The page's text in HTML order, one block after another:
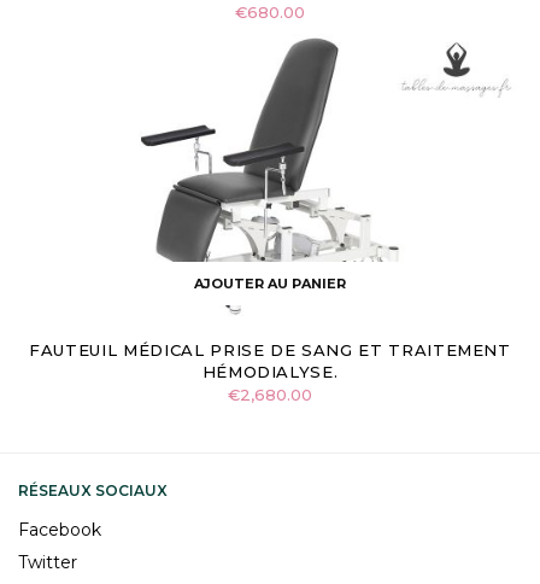
€680.00
AJOUTER AU PANIER
FAUTEUIL MÉDICAL PRISE DE SANG ET TRAITEMENT
HÉMODIALYSE.
€2,680.00
RÉSEAUX SOCIAUX
Facebook
Twitter